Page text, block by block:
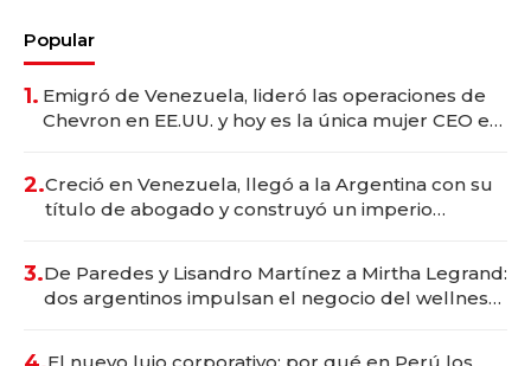
Popular
1. Emigró de Venezuela, lideró las operaciones de
Chevron en EE.UU. y hoy es la única mujer CEO en
2.Creció en Venezuela, llegó a la Argentina con su
título de abogado y construyó un imperio
3.De Paredes y Lisandro Martínez a Mirtha Legrand:
dos argentinos impulsan el negocio del wellness